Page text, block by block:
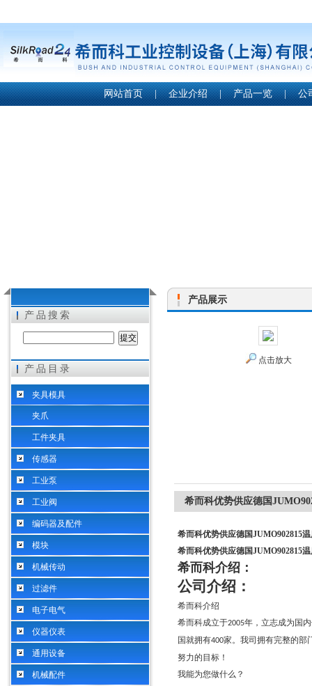
希而科工业控制设备（上海）有限公司
网站首页 | 企业介绍 | 产品一览 | 公
产品搜索
产品目录
夹具模具
夹爪
工件夹具
传感器
工业泵
工业阀
编码器及配件
模块
机械传动
过滤件
电子电气
仪器仪表
通用设备
机械配件
产品展示
点击放大
希而科优势供应德国
希而科优势供应德国JUMO902815
希而科优势供应德国JUMO902815
希而科介绍：
公司介绍：
希而科介绍
希而科成立于2005年，立志成为国
国就拥有400家。我司拥有完整的部
努力的目标！
我能为您做什么？